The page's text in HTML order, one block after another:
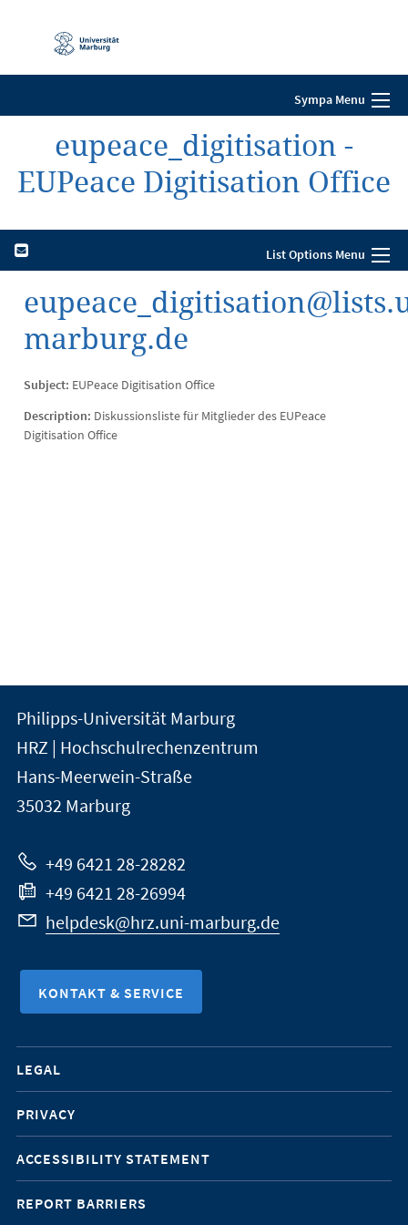
Navigation
Sympa Menu
eupeace_digitisation -
EUPeace Digitisation Office
List Options Menu
marburg.de
Subject: EUPeace Digitisation Office
Description: Diskussionsliste für Mitglieder des EUPeace
Digitisation Office
Kontakt
und
Informationen
zur
Website
der
Universität
Marburg
Philipps-Universität Marburg
HRZ | Hochschulrechenzentrum
Hans-Meerwein-Straße
35032 Marburg
+49 6421 28-28282
+49 6421 28-26994
helpdesk@hrz.uni-marburg.de
KONTAKT & SERVICE
Mobile-
Service-
Navigation
LEGAL
PRIVACY
ACCESSIBILITY STATEMENT
REPORT BARRIERS